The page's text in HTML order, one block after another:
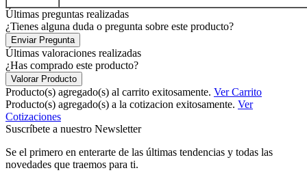
Últimas preguntas realizadas
¿Tienes alguna duda o pregunta sobre este producto?
Enviar Pregunta
Últimas valoraciones realizadas
¿Has comprado este producto?
Valorar Producto
Producto(s) agregado(s) al carrito exitosamente. Ver Carrito
Producto(s) agregado(s) a la cotizacion exitosamente. Ver
Cotizaciones
Suscríbete a nuestro Newsletter
Se el primero en enterarte de las últimas tendencias y todas las
novedades que traemos para ti.